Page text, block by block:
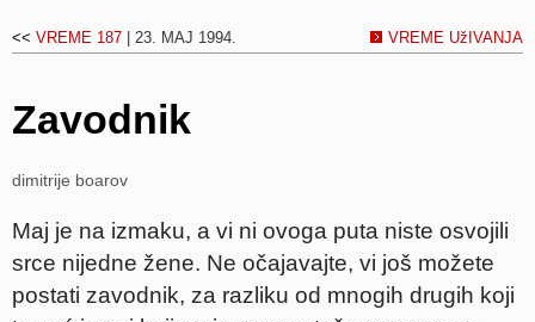
<< VREME 187 | 23. MAJ 1994. VREME UžIVANJA
Zavodnik
dimitrije boarov
Maj je na izmaku, a vi ni ovoga puta niste osvojili
srce nijedne žene. Ne očajavajte, vi još možete
postati zavodnik, za razliku od mnogih drugih koji